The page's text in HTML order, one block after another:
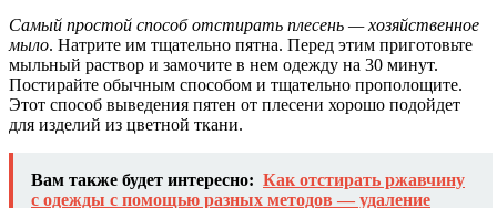
Самый простой способ отстирать плесень — хозяйственное
мыло. Натрите им тщательно пятна. Перед этим приготовьте
мыльный раствор и замочите в нем одежду на 30 минут.
Постирайте обычным способом и тщательно прополощите.
Этот способ выведения пятен от плесени хорошо подойдет
для изделий из цветной ткани.
Вам также будет интересно: Как отстирать ржавчину
с одежды с помощью разных методов — удаление